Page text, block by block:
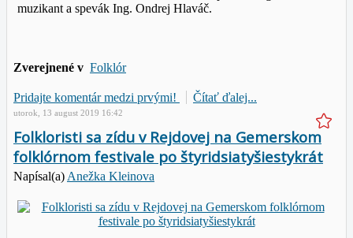
muzikant a spevák Ing. Ondrej Hlaváč.
Zverejnené v Folklór
Pridajte komentár medzi prvými! Čítať ďalej...
utorok, 13 august 2019 16:42
Folkloristi sa zídu v Rejdovej na Gemerskom
folklórnom festivale po štyridsiatyšiestykrát
Napísal(a) Anežka Kleinova